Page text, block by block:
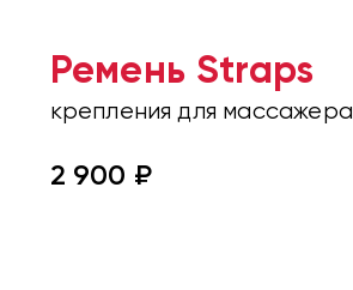
Ремень Straps
крепления для массажера
2 900 ₽